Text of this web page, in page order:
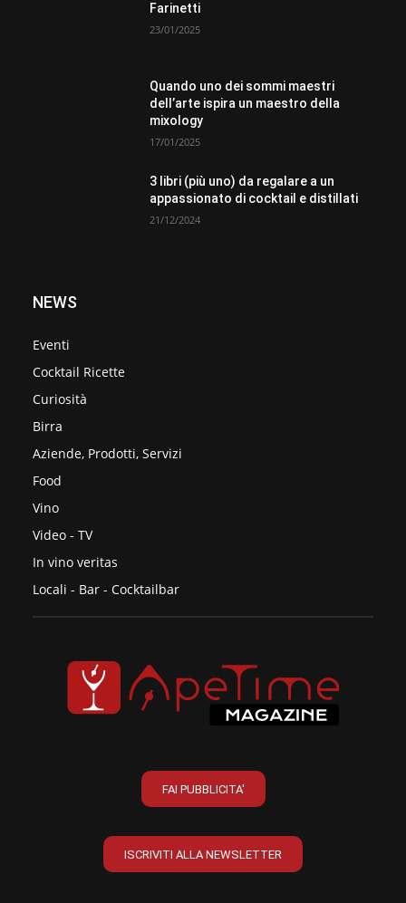
Farinetti
23/01/2025
Quando uno dei sommi maestri
dell’arte ispira un maestro della
mixology
17/01/2025
3 libri (più uno) da regalare a un
appassionato di cocktail e distillati
21/12/2024
NEWS
Eventi
Cocktail Ricette
Curiosità
Birra
Aziende, Prodotti, Servizi
Food
Vino
Video - TV
In vino veritas
Locali - Bar - Cocktailbar
FAI PUBBLICITA'
ISCRIVITI ALLA NEWSLETTER